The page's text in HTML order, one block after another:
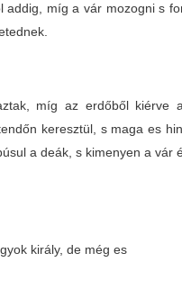
míg a vár mozogni s
míg az erdőből kiérve
keresztül, s maga es
a deák, s kimenyen a vár
király, de még es